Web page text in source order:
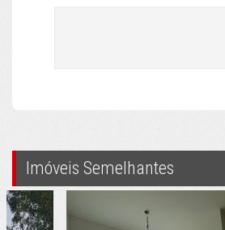
Imóveis Semelhantes